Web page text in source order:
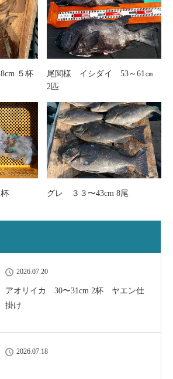
５杯
尾関様 イシダイ 53～61㎝
2匹
グレ ３３〜43cm 8尾
2026.07.20
アオリイカ 30〜31cm 2杯 ヤエン仕
掛け
2026.07.18